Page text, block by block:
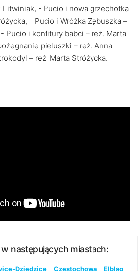
Litwiniak, - Pucio i nowa grzechotka
- Pucio i Wróżka Zębuszka –
- Pucio i konfitury babci – reż. Marta
pieluszki – reż. Anna
– reż. Marta Stróżycka.
następujących miastach:
Dziedzice Częstochowa Elbląg